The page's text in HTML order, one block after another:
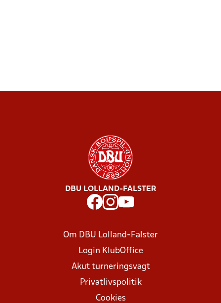
DBU LOLLAND-FALSTER
Om DBU Lolland-Falster
Login KlubOffice
Akut turneringsvagt
Privatlivspolitik
Cookies